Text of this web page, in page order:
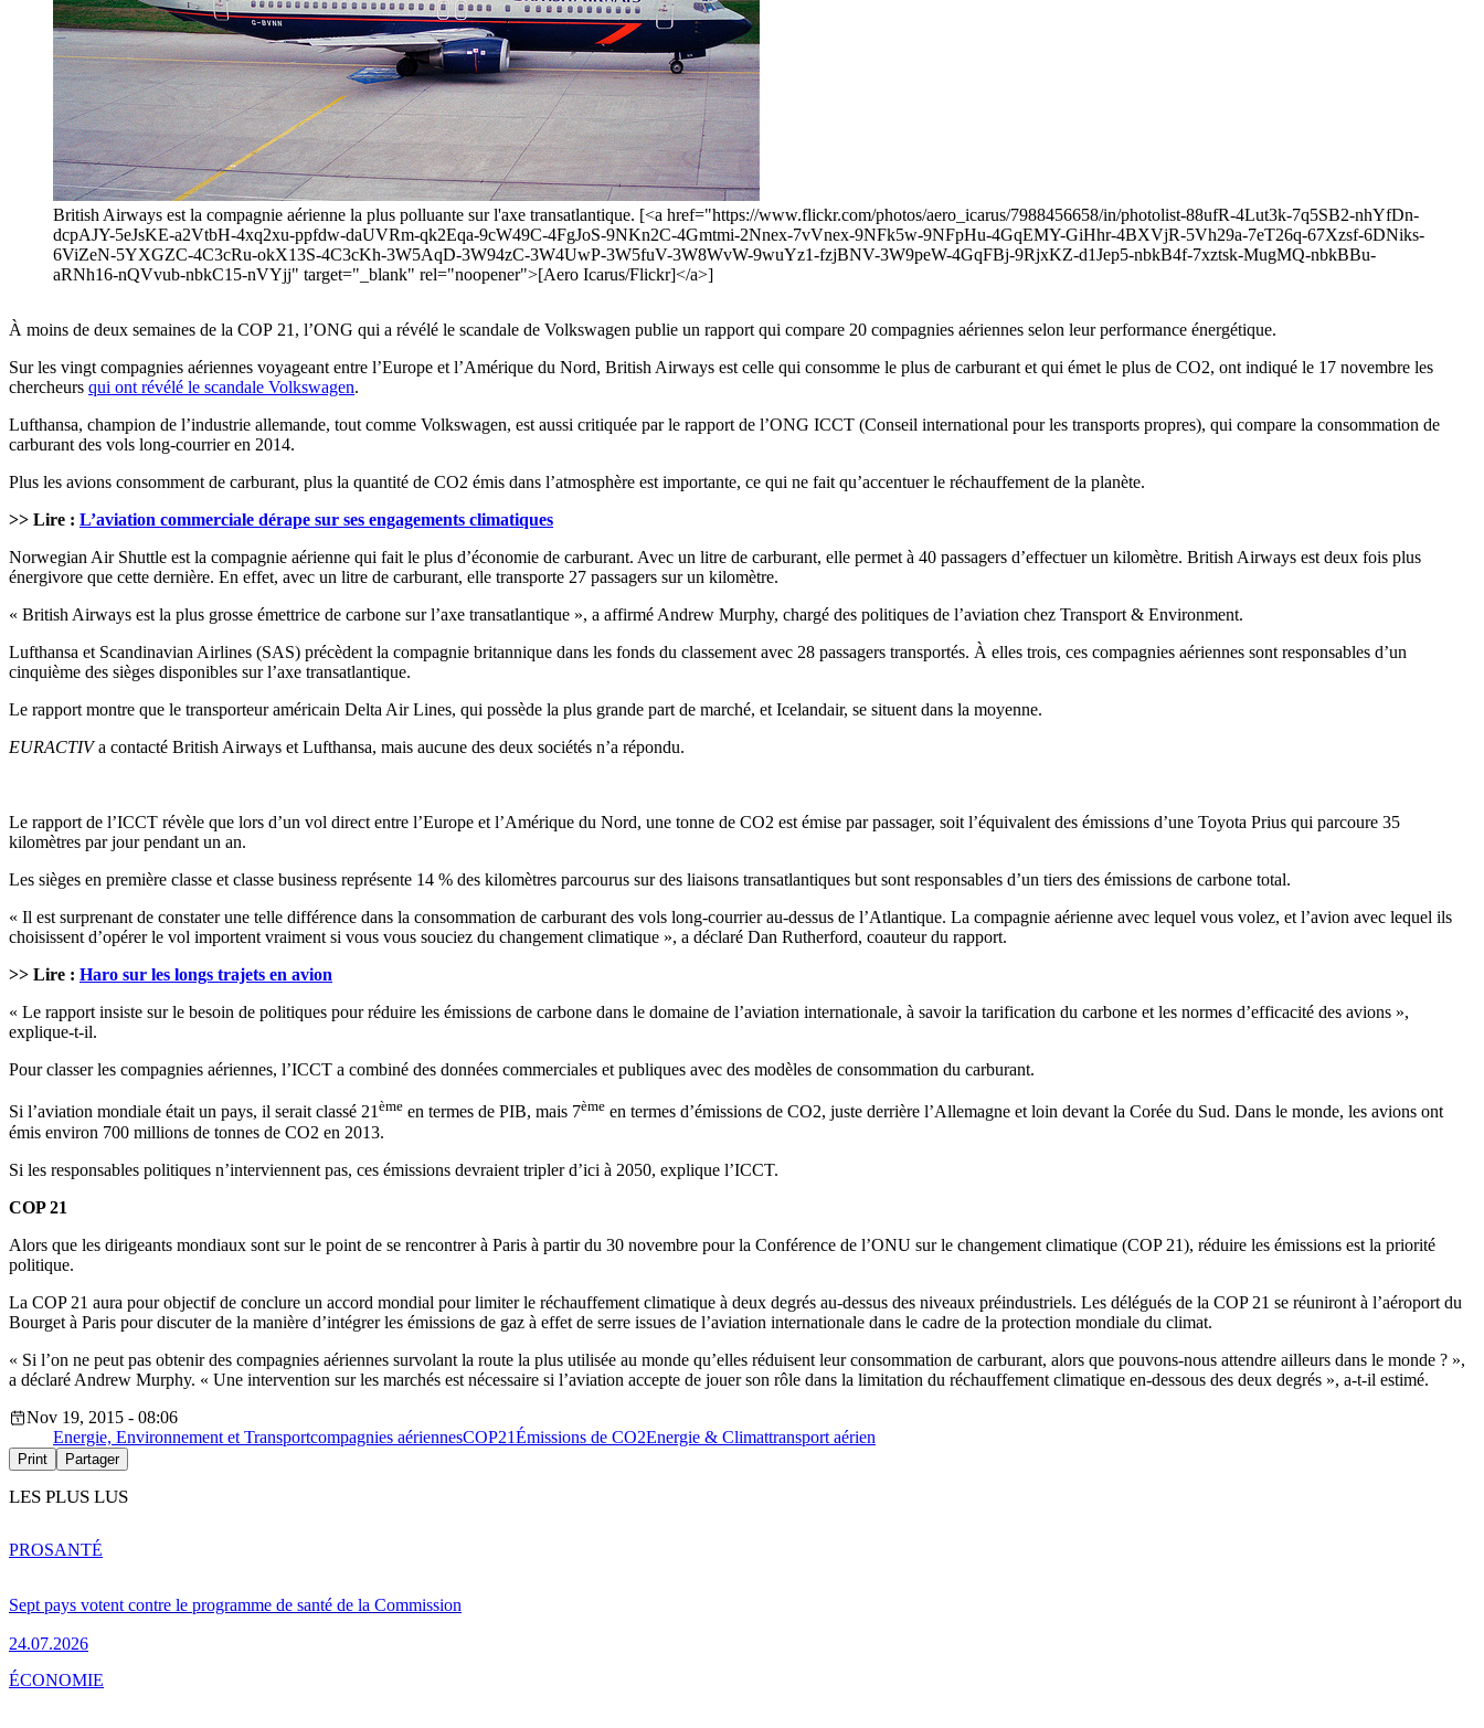
British Airways est la compagnie aérienne la plus polluante sur l'axe transatlantique. [<a href="https://www.flickr.com/photos/aero_icarus/7988456658/in/photolist-88ufR-4Lut3k-7q5SB2-nhYfDn-
dcpAJY-5eJsKE-a2VtbH-4xq2xu-ppfdw-daUVRm-qk2Eqa-9cW49C-4FgJoS-9NKn2C-4Gmtmi-2Nnex-7vVnex-9NFk5w-9NFpHu-4GqEMY-GiHhr-4BXVjR-5Vh29a-7eT26q-67Xzsf-6DNiks-
6ViZeN-5YXGZC-4C3cRu-okX13S-4C3cKh-3W5AqD-3W94zC-3W4UwP-3W5fuV-3W8WvW-9wuYz1-fzjBNV-3W9peW-4GqFBj-9RjxKZ-d1Jep5-nbkB4f-7xztsk-MugMQ-nbkBBu-
aRNh16-nQVvub-nbkC15-nVYjj" target="_blank" rel="noopener">[Aero Icarus/Flickr]</a>]
À moins de deux semaines de la COP 21, l’ONG qui a révélé le scandale de Volkswagen publie un rapport qui compare 20 compagnies aériennes selon leur performance énergétique.
Sur les vingt compagnies aériennes voyageant entre l’Europe et l’Amérique du Nord, British Airways est celle qui consomme le plus de carburant et qui émet le plus de CO2, ont indiqué le 17 novembre les
chercheurs qui ont révélé le scandale Volkswagen.
Lufthansa, champion de l’industrie allemande, tout comme Volkswagen, est aussi critiquée par le rapport de l’ONG ICCT (Conseil international pour les transports propres), qui compare la consommation de
carburant des vols long-courrier en 2014.
Plus les avions consomment de carburant, plus la quantité de CO2 émis dans l’atmosphère est importante, ce qui ne fait qu’accentuer le réchauffement de la planète.
>> Lire : L’aviation commerciale dérape sur ses engagements climatiques
Norwegian Air Shuttle est la compagnie aérienne qui fait le plus d’économie de carburant. Avec un litre de carburant, elle permet à 40 passagers d’effectuer un kilomètre. British Airways est deux fois plus
énergivore que cette dernière. En effet, avec un litre de carburant, elle transporte 27 passagers sur un kilomètre.
« British Airways est la plus grosse émettrice de carbone sur l’axe transatlantique », a affirmé Andrew Murphy, chargé des politiques de l’aviation chez Transport & Environment.
Lufthansa et Scandinavian Airlines (SAS) précèdent la compagnie britannique dans les fonds du classement avec 28 passagers transportés. À elles trois, ces compagnies aériennes sont responsables d’un
cinquième des sièges disponibles sur l’axe transatlantique.
Le rapport montre que le transporteur américain Delta Air Lines, qui possède la plus grande part de marché, et Icelandair, se situent dans la moyenne.
EURACTIVa contacté British Airways et Lufthansa, mais aucune des deux sociétés n’a répondu.
Le rapport de l’ICCT révèle que lors d’un vol direct entre l’Europe et l’Amérique du Nord, une tonne de CO2 est émise par passager, soit l’équivalent des émissions d’une Toyota Prius qui parcoure 35
kilomètres par jour pendant un an.
Les sièges en première classe et classe business représente 14 % des kilomètres parcourus sur des liaisons transatlantiques but sont responsables d’un tiers des émissions de carbone total.
« Il est surprenant de constater une telle différence dans la consommation de carburant des vols long-courrier au-dessus de l’Atlantique. La compagnie aérienne avec lequel vous volez, et l’avion avec lequel ils
choisissent d’opérer le vol importent vraiment si vous vous souciez du changement climatique », a déclaré Dan Rutherford, coauteur du rapport.
>> Lire : Haro sur les longs trajets en avion
« Le rapport insiste sur le besoin de politiques pour réduire les émissions de carbone dans le domaine de l’aviation internationale, à savoir la tarification du carbone et les normes d’efficacité des avions »,
explique-t-il.
Pour classer les compagnies aériennes, l’ICCT a combiné des données commerciales et publiques avec des modèles de consommation du carburant.
Si l’aviation mondiale était un pays, il serait classé 21ème en termes de PIB, mais 7ème en termes d’émissions de CO2, juste derrière l’Allemagne et loin devant la Corée du Sud. Dans le monde, les avions ont
émis environ 700 millions de tonnes de CO2 en 2013.
Si les responsables politiques n’interviennent pas, ces émissions devraient tripler d’ici à 2050, explique l’ICCT.
COP 21
Alors que les dirigeants mondiaux sont sur le point de se rencontrer à Paris à partir du 30 novembre pour la Conférence de l’ONU sur le changement climatique (COP 21), réduire les émissions est la priorité
politique.
La COP 21 aura pour objectif de conclure un accord mondial pour limiter le réchauffement climatique à deux degrés au-dessus des niveaux préindustriels. Les délégués de la COP 21 se réuniront à l’aéroport du
Bourget à Paris pour discuter de la manière d’intégrer les émissions de gaz à effet de serre issues de l’aviation internationale dans le cadre de la protection mondiale du climat.
« Si l’on ne peut pas obtenir des compagnies aériennes survolant la route la plus utilisée au monde qu’elles réduisent leur consommation de carburant, alors que pouvons-nous attendre ailleurs dans le monde ? »,
a déclaré Andrew Murphy. « Une intervention sur les marchés est nécessaire si l’aviation accepte de jouer son rôle dans la limitation du réchauffement climatique en-dessous des deux degrés », a-t-il estimé.
Nov 19, 2015 - 08:06
Energie, Environnement et Transportcompagnies aériennesCOP21Émissions de CO2Energie & Climattransport aérien
Print Partager
LES PLUS LUS
Sept pays votent contre le programme de santé de la Commission
24.07.2026
PROSANTÉ
ÉCONOMIE